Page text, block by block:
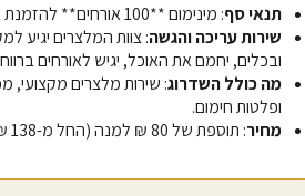
תנאי סף: מינימום **100 אורחים** להזמנת שירות זה.
שירות עריכה והגשה: צוות המלצרים יגיע
ובכלים, יחמם את האוכל, יגיש לאורחים
מה כולל השדרוג: שירות מלצרים מקצועי,
ופלטות חימום.
מחיר: תוספת של 80 ₪ למנה (החל מ-138 ₪ סה"כ למנה כולל האוכל והמלצרים).